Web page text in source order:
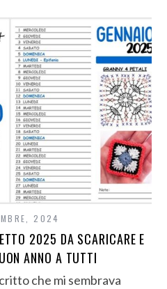
2024
2025 DA SCARICARE E
ANNO A TUTTI
che mi sembrava